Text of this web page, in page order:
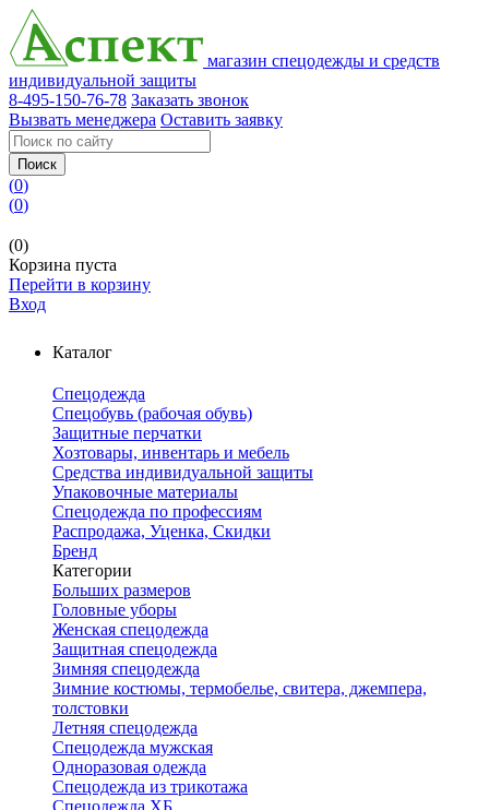
магазин спецодежды и средств
индивидуальной защиты
8-495-150-76-78 Заказать звонок
Вызвать менеджера Оставить заявку
Поиск
(0)
(0)
(0)
Корзина пуста
Перейти в корзину
Вход
Каталог
Спецодежда
Спецобувь (рабочая обувь)
Защитные перчатки
Хозтовары, инвентарь и мебель
Средства индивидуальной защиты
Упаковочные материалы
Спецодежда по профессиям
Распродажа, Уценка, Скидки
Бренд
Категории
Больших размеров
Головные уборы
Женская спецодежда
Защитная спецодежда
Зимняя спецодежда
Зимние костюмы, термобелье, свитера, джемпера,
толстовки
Летняя спецодежда
Спецодежда мужская
Одноразовая одежда
Спецодежда из трикотажа
Спецодежда ХБ